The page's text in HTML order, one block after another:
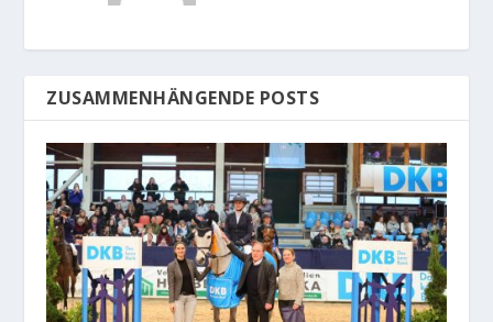
ZUSAMMENHÄNGENDE POSTS